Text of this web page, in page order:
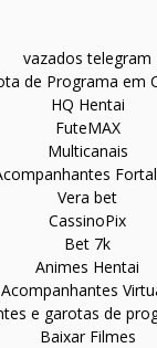
vazados telegram
de Programa em
HQ Hentai
FuteMAX
Multicanais
Vera bet
CassinoPix
Bet 7k
Animes Hentai
Acompanhantes
e garotas de
Baixar Filmes